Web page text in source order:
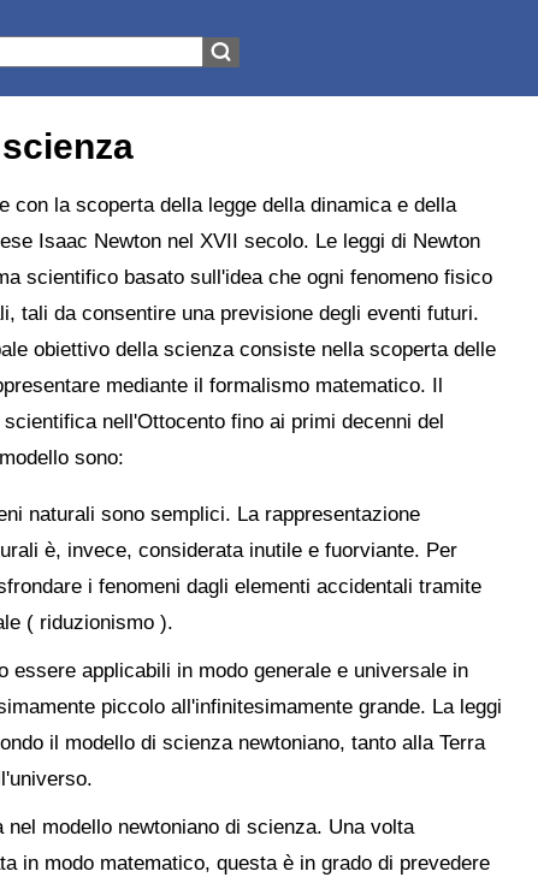
con la scoperta della legge della dinamica e della
Isaac Newton nel XVII secolo. Le leggi di Newton
scientifico basato sull'idea che ogni fenomeno fisico
tali da consentire una previsione degli eventi futuri.
obiettivo della scienza consiste nella scoperta delle
mediante il formalismo matematico. Il
nell'Ottocento fino ai primi decenni del
sono:
naturali sono semplici. La rappresentazione
è, invece, considerata inutile e fuorviante. Per
i fenomeni dagli elementi accidentali tramite
( riduzionismo ).
essere applicabili in modo generale e universale in
piccolo all'infinitesimamente grande. La leggi
il modello di scienza newtoniano, tanto alla Terra
modello newtoniano di scienza. Una volta
in modo matematico, questa è in grado di prevedere